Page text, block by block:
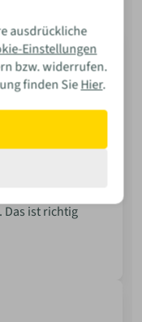
Bewertung
Ich lebe seit zwei
ich bisher
geliefert
der
darf. Er kann
AC schafft -auf
ist richtig
ausdrückliche
Einstellungen
bzw. widerrufen.
finden SieHier.